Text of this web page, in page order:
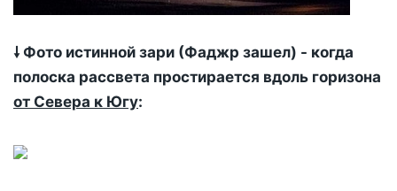
🠗 Фото истинной зари (Фаджр зашел) - когда
полоска рассвета простирается вдоль горизона
от Севера к Югу: